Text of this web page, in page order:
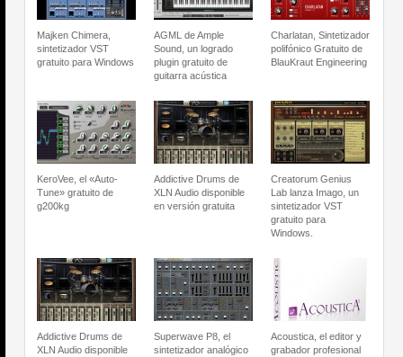
Majken Chimera,
sintetizador VST
gratuito para Windows
AGML de Ample
Sound, un logrado
plugin gratuito de
guitarra acústica
Charlatan, Sintetizador
polifónico Gratuito de
BlauKraut Engineering
KeroVee, el «Auto-
Tune» gratuito de
g200kg
Addictive Drums de
XLN Audio disponible
en versión gratuita
Creatorum Genius
Lab lanza Imago, un
sintetizador VST
gratuito para
Windows.
Addictive Drums de
XLN Audio disponible
Superwave P8, el
sintetizador analógico
Acoustica, el editor y
grabador profesional